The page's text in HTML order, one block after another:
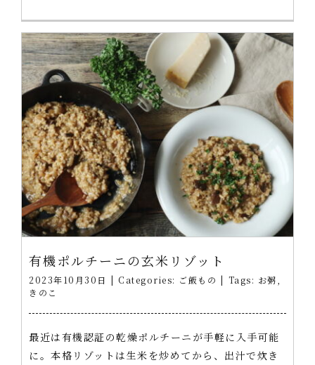
有機ポルチーニの玄米リゾット
2023年10月30日 | Categories: ご飯もの | Tags: お粥
きのこ
最近は有機認証の乾燥ポルチーニが手軽に入手可能
に。本格リゾットは生米を炒めてから、出汁で炊き